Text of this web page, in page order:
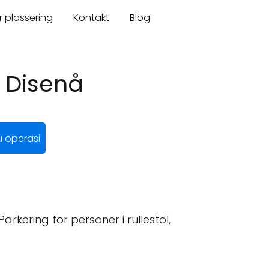
plassering Kontakt Blog
operasi
for personer i rullestol,